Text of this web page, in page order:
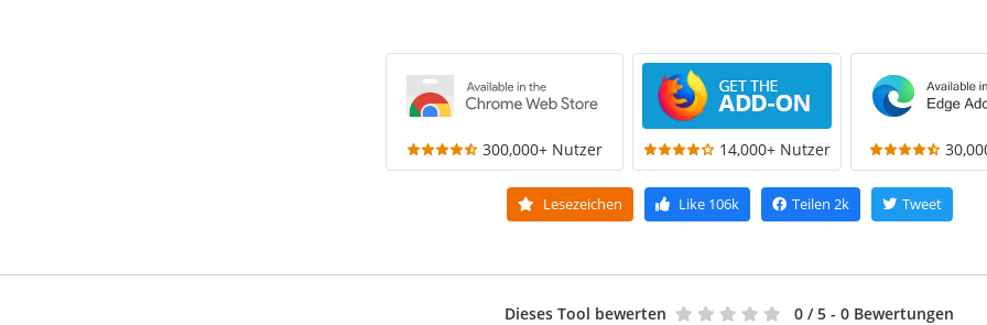
300,000+ Nutzer 14,000+ Nutzer
Lesezeichen Like106k Teilen 2k Tweet
Dieses Tool bewerten 0 / 5 - 0 Bewertungen